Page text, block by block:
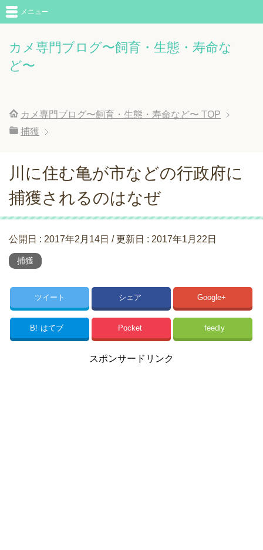
カメ専門ブログ〜飼育・生態・寿命な
ど〜
メニュー
カメ専門ブログ〜飼育・生態・寿命など〜 TOP
捕獲
川に住む亀が市などの行政府に
捕獲されるのはなぜ
公開日 : 2017年2月14日 / 更新日 : 2017年1月22日
捕獲
ツイート シェア Google+
B! はてブ Pocket feedly
スポンサードリンク